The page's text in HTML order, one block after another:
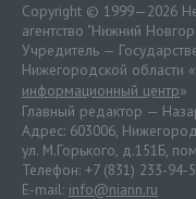
Copyright © 1999—2026
агентство "Нижний
Учредитель —
Нижегородской области «
информационный центр»
Главный редактор —
Адрес: 603006,
ул. М.Горького, д.151Б,
Телефон: +7 (831) 233-94-
E-mail: info@niann.ru